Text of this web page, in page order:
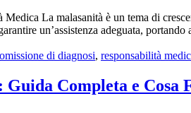
La malasanità è un tema di
un’assistenza adeguata,
omissione di diagnosi, responsabilità
Completa e Cosa